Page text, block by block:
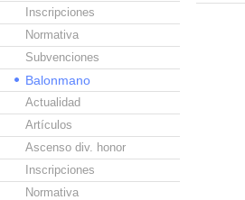
Inscripciones
Normativa
Subvenciones
Balonmano
Actualidad
Artículos
Ascenso div. honor
Inscripciones
Normativa